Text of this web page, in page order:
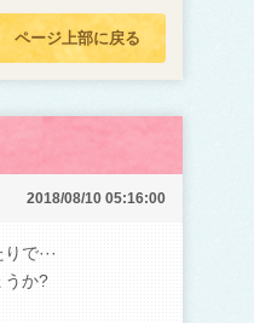
ページ上部に戻る
2018/08/10 05:16:00
で···
うか?